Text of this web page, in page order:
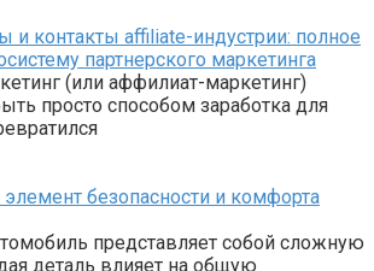
и контакты affiliate-индустрии: полное
партнерского маркетинга
(или аффилиат-маркетинг)
просто способом заработка для
безопасности и комфорта
представляет собой сложную
деталь влияет на общую